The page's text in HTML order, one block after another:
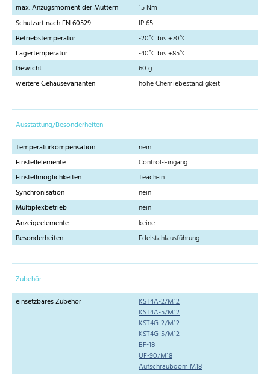
max. Anzugsmoment der Muttern
15 Nm
Schutzart nach EN 60529
IP 65
Betriebstemperatur
-20°C bis +70°C
Lagertemperatur
-40°C bis +85°C
Gewicht
60 g
weitere Gehäusevarianten
hohe Chemiebeständigkeit
Ausstattung/Besonderheiten
Temperaturkompensation
nein
Einstellelemente
Control-Eingang
Einstellmöglichkeiten
Teach-in
Synchronisation
nein
Multiplexbetrieb
nein
Anzeigeelemente
keine
Besonderheiten
Edelstahlausführung
Zubehör
einsetzbares Zubehör
KST4A-2/M12
KST4A-5/M12
KST4G-2/M12
KST4G-5/M12
BF-18
UF-90/M18
Aufschraubdom M18